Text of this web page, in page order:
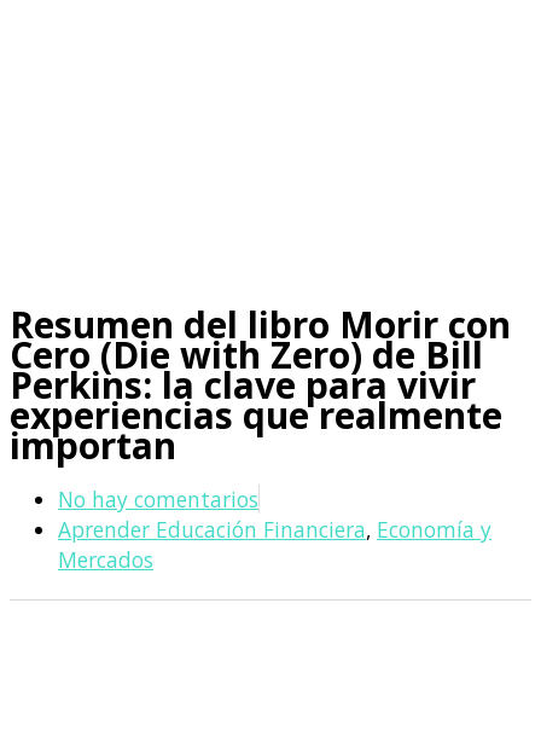
Resumen del libro Morir con
Cero (Die with Zero) de Bill
Perkins: la clave para vivir
experiencias que realmente
importan
No hay comentarios
Aprender Educación Financiera, Economía y
Mercados